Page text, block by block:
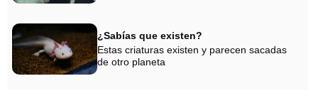
¿Sabías que existen?
Estas criaturas existen y parecen sacadas
de otro planeta